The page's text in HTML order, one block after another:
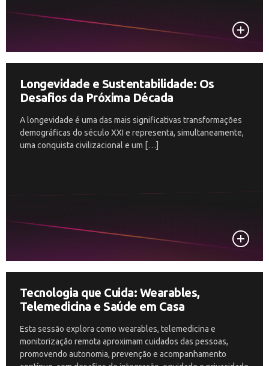
Longevidade e Sustentabilidade: Os
Desafios da Próxima Década
A longevidade é uma das mais significativas transformações
demográficas do século XXI e representa, simultaneamente,
uma conquista civilizacional e um […]
Tecnologia que Cuida: Wearables,
Telemedicina e Saúde em Casa
Esta sessão explora como wearables, telemedicina e
monitorização remota aproximam cuidados das pessoas,
promovendo autonomia, prevenção e acompanhamento